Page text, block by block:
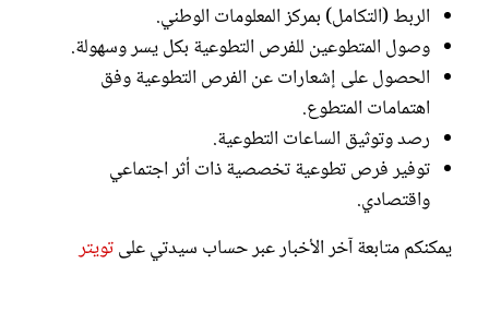
الربط (التكامل) بمركز المعلومات الوطني.
وصول المتطوعين للفرص التطوعية بكل يسر وسهولة.
الحصول على إشعارات عن الفرص التطوعية وفق
اهتمامات المتطوع.
رصد وتوثيق الساعات التطوعية.
توفير فرص تطوعية تخصصية ذات أثر اجتماعي
واقتصادي.
يمكنكم متابعة آخر الأخبار عبر حساب سيدتي علىتويتر